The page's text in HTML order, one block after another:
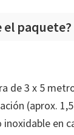
el paquete?
de 3 x 5
(aprox.
inoxidable en